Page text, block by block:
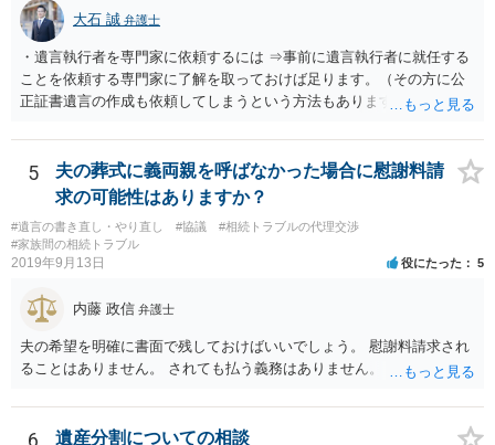
大石 誠 弁護士
・遺言執行者を専門家に依頼するには ⇒事前に遺言執行者に就任する
ことを依頼する専門家に了解を取っておけば足ります。（その方に公
正証書遺言の作成も依頼してしまうという方法もあります） 事前に了
ません。 遺言執行者に就任し、遺言執行が完了したときの報酬だけ、
弁護士費用としてかかります。 ・亡くなった際に、法務局に預けた自
筆証書遺言の存在を親族がなかったものにされる可能性 ⇒自筆の遺言
書を法務局に保管した場合、死亡後、法務局に遺言書の有無を照会す
ることになりますので、「法務局に預けた自筆証書遺言の存在を親族
がなかったもの」にすることはできません。 存在をなかったものにす
がありえますが、その予防方法は、遺言者と面談してみないと判断が
難しいです。
5
夫の葬式に義両親を呼ばなかった場合に慰謝料請
求の可能性はありますか？
#遺言の書き直し・やり直し #協議
#相続トラブルの代理交渉
#家族間の相続トラブル
2019年9月13日 役にたった 5
内藤 政信 弁護士
夫の希望を明確に書面で残しておけばいいでしょう。 慰謝料請求され
ることはありません。 されても払う義務はありません。
6 遺産分割についての相談